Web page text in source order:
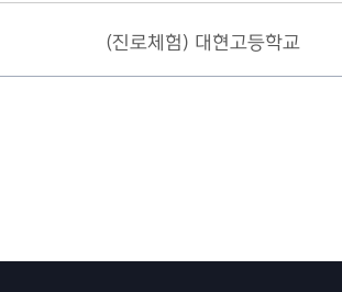
(진로체험) 대현고등학교